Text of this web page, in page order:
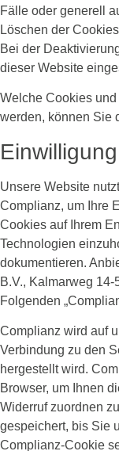
Fälle oder generell
Löschen der
Bei der
dieser Website
Welche Cookies
werden, können Sie
Unsere Website
Complianz, um Ihre
Cookies auf Ihrem
Technologien
dokumentieren.
B.V., Kalmarweg
Folgenden
Complianz wird auf
Verbindung zu den
hergestellt wird.
Browser, um Ihnen
Widerruf zuordnen
gespeichert, bis Sie
Complianz-Cookie